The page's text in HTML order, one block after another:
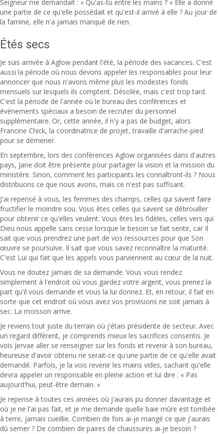
Seigneur me demandait : « Qu'as-tu entre les mains ? » Elle a donné
une partie de ce qu'elle possédait et qu'est-il arrivé à elle ? Au jour de
la famine, elle n'a jamais manqué de rien.
Étés secs
Je suis arrivée à Aglow pendant l'été, la période des vacances. C'est
aussi la période où nous devons appeler les responsables pour leur
annoncer que nous n'avons même plus les modestes fonds
mensuels sur lesquels ils comptent. Désolée, mais c'est trop tard.
C'est la période de l'année où le bureau des conférences et
événements spéciaux a besoin de recruter du personnel
supplémentaire. Or, cette année, il n'y a pas de budget, alors
Francine Chick, la coordinatrice de projet, travaille d'arrache-pied
pour se démener.
En septembre, lors des conférences Aglow organisées dans d'autres
pays, Jane doit être présente pour partager la vision et la mission du
ministère. Sinon, comment les participants les connaîtront-ils ? Nous
distribuons ce que nous avons, mais ce n'est pas suffisant.
J'ai repensé à vous, les femmes des champs, celles qui savent faire
fructifier le moindre sou. Vous êtes celles qui savent se débrouiller
pour obtenir ce qu'elles veulent. Vous êtes les fidèles, celles vers qui
Dieu nous appelle sans cesse lorsque le besoin se fait sentir, car Il
sait que vous prendrez une part de vos ressources pour que Son
œuvre se poursuive. Il sait que vous savez reconnaître la maturité.
C'est Lui qui fait que les appels vous parviennent au cœur de la nuit.
Vous ne doutez jamais de sa demande. Vous vous rendez
simplement à l'endroit où vous gardez votre argent, vous prenez la
part qu'il vous demande et vous la lui donnez. Et, en retour, il fait en
sorte que cet endroit où vous avez vos provisions ne soit jamais à
sec. La moisson arrive.
Je reviens tout juste du terrain où j'étais présidente de secteur. Avec
un regard différent, je comprends mieux les sacrifices consentis. Je
vois Jervae aller se renseigner sur les fonds et revenir à son bureau,
heureuse d'avoir obtenu ne serait-ce qu'une partie de ce qu'elle avait
demandé. Parfois, je la vois revenir les mains vides, sachant qu'elle
devra appeler un responsable en pleine action et lui dire : « Pas
aujourd'hui, peut-être demain. »
Je repense à toutes ces années où j'aurais pu donner davantage et
où je ne l'ai pas fait, et je me demande quelle baie mûre est tombée
à terre, jamais cueillie. Combien de fois ai-je mangé ce que j'aurais
dû semer ? De combien de paires de chaussures ai-je besoin ?